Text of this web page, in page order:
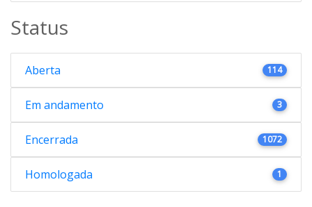
Status
Aberta 114
Em andamento 3
Encerrada 1072
Homologada 1